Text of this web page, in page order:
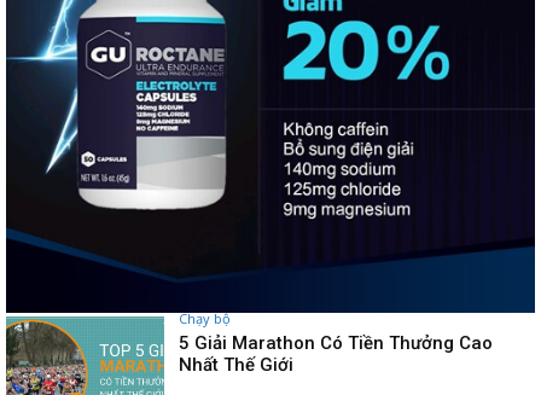
Chạy bộ
5 Giải Marathon Có Tiền Thưởng Cao
Nhất Thế Giới